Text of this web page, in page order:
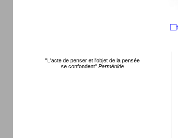
"L'acte de penser et l'objet de la pensée
se confondent"Parménide